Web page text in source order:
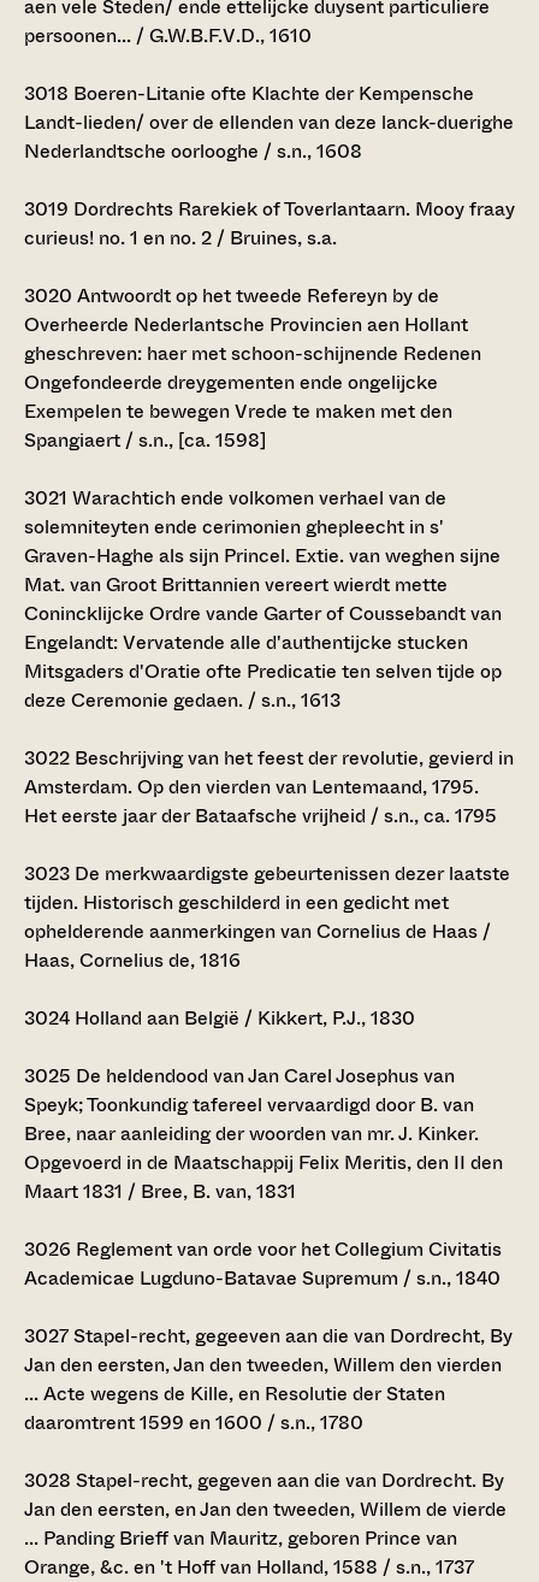
aen vele Steden/ ende ettelijcke duysent particuliere
persoonen... / G.W.B.F.V.D., 1610
3018 Boeren-Litanie ofte Klachte der Kempensche
Landt-lieden/ over de ellenden van deze lanck-duerighe
Nederlandtsche oorlooghe / s.n., 1608
3019 Dordrechts Rarekiek of Toverlantaarn. Mooy fraay
curieus! no. 1 en no. 2 / Bruines, s.a.
3020 Antwoordt op het tweede Refereyn by de
Overheerde Nederlantsche Provincien aen Hollant
gheschreven: haer met schoon-schijnende Redenen
Ongefondeerde dreygementen ende ongelijcke
Exempelen te bewegen Vrede te maken met den
Spangiaert / s.n., [ca. 1598]
3021 Warachtich ende volkomen verhael van de
solemniteyten ende cerimonien ghepleecht in s'
Graven-Haghe als sijn Princel. Extie. van weghen sijne
Mat. van Groot Brittannien vereert wierdt mette
Conincklijcke Ordre vande Garter of Coussebandt van
Engelandt: Vervatende alle d'authentijcke stucken
Mitsgaders d'Oratie ofte Predicatie ten selven tijde op
deze Ceremonie gedaen. / s.n., 1613
3022 Beschrijving van het feest der revolutie, gevierd in
Amsterdam. Op den vierden van Lentemaand, 1795.
Het eerste jaar der Bataafsche vrijheid / s.n., ca. 1795
3023 De merkwaardigste gebeurtenissen dezer laatste
tijden. Historisch geschilderd in een gedicht met
ophelderende aanmerkingen van Cornelius de Haas /
Haas, Cornelius de, 1816
3024 Holland aan België / Kikkert, P.J., 1830
3025 De heldendood van Jan Carel Josephus van
Speyk; Toonkundig tafereel vervaardigd door B. van
Bree, naar aanleiding der woorden van mr. J. Kinker.
Opgevoerd in de Maatschappij Felix Meritis, den II den
Maart 1831 / Bree, B. van, 1831
3026 Reglement van orde voor het Collegium Civitatis
Academicae Lugduno-Batavae Supremum / s.n., 1840
3027Stapel-recht, gegeeven aan die van Dordrecht, By
Jan den eersten, Jan den tweeden, Willem den vierden
... Acte wegens de Kille, en Resolutie der Staten
daaromtrent 1599 en 1600 / s.n., 1780
3028 Stapel-recht, gegeven aan die van Dordrecht. By
Jan den eersten, en Jan den tweeden, Willem de vierde
... Panding Brieff van Mauritz, geboren Prince van
Orange, &c. en 't Hoff van Holland, 1588 / s.n., 1737